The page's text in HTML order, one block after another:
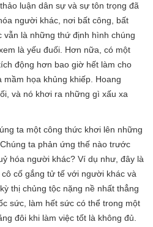
luận dân sự và sự tôn trọng đã
người khác, nơi bất công, bất
vẫn là những thứ định hình chúng
là yếu đuối. Hơn nữa, có một
động hơn bao giờ hết làm cho
họa khủng khiếp. Hoang
và nó khơi ra những gì xấu xa
ta một công thức khơi lên những
ta phản ứng thế nào trước
hóa người khác? Ví dụ như, đây là
cố gắng tử tế với người khác và
thị chủng tộc nặng nề nhất thẳng
sức, làm hết sức có thể trong một
đôi khi làm việc tốt là không đủ.